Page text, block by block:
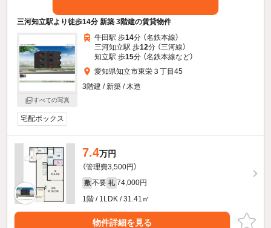
三河知立駅より徒歩14分 新築 3階建の賃貸物件
すべての写真
牛田駅 歩14分 （名鉄本線）
三河知立駅 歩12分 （三河線）
知立駅 歩15分 （名鉄本線など）
愛知県知立市東栄３丁目45
3階建 / 新築 / 木造
宅配ボックス
7.4万円
（管理費3,500円）
敷 不要 礼 74,000円
1階 / 1LDK / 31.41㎡
物件詳細を見る